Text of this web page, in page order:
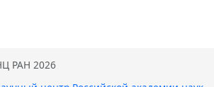
РАН 2026